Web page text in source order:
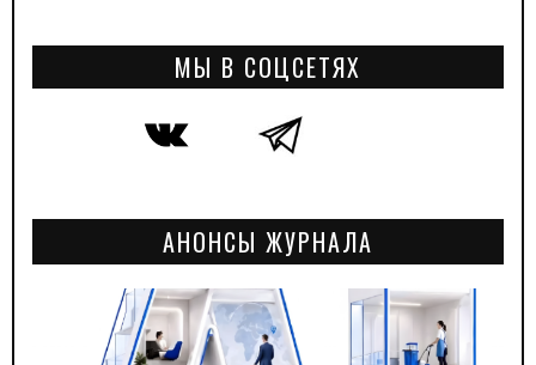
МЫ В СОЦСЕТЯХ
АНОНСЫ ЖУРНАЛА